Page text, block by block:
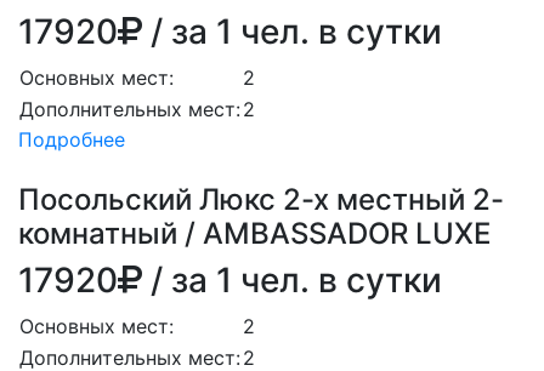
17920 / за 1 чел. в сутки
Основных мест:
2
Дополнительных мест:2
Подробнее
Посольский Люкс 2-х местный 2-
комнатный / AMBASSADOR LUXE
17920 / за 1 чел. в сутки
Основных мест:
2
Дополнительных мест:2